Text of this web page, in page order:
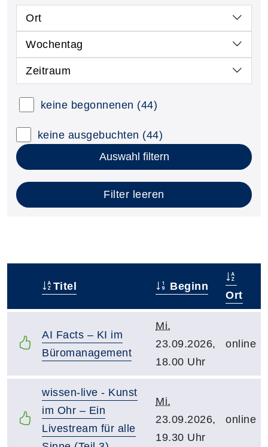
Ort
Wochentag
Zeitraum
keine begonnenen (44)
keine ausgebuchten (44)
Auswahl filtern
Filter leeren
Titel Beginn
Ort
AI Facts – KI im
Büromanagement
Mi.
23.09.2026,
18.00 Uhr
online
wissen-live - Kunst
im Ohr – Ein
Livestream für alle
Mi.
23.09.2026,
19.30 Uhr
online